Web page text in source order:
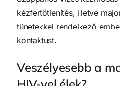
kézfertőtlenítés, illetve
tünetekkel rendelkező
kontaktust.
Veszélyesebb a